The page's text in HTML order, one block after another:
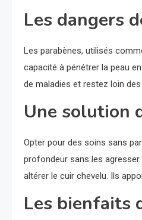
Les dangers
Les parabènes, utilisés
capacité à pénétrer la peau
de maladies et restez loin
Une solution
Opter pour des soins sans
profondeur sans les
altérer le cuir chevelu. Ils
Les bienfaits